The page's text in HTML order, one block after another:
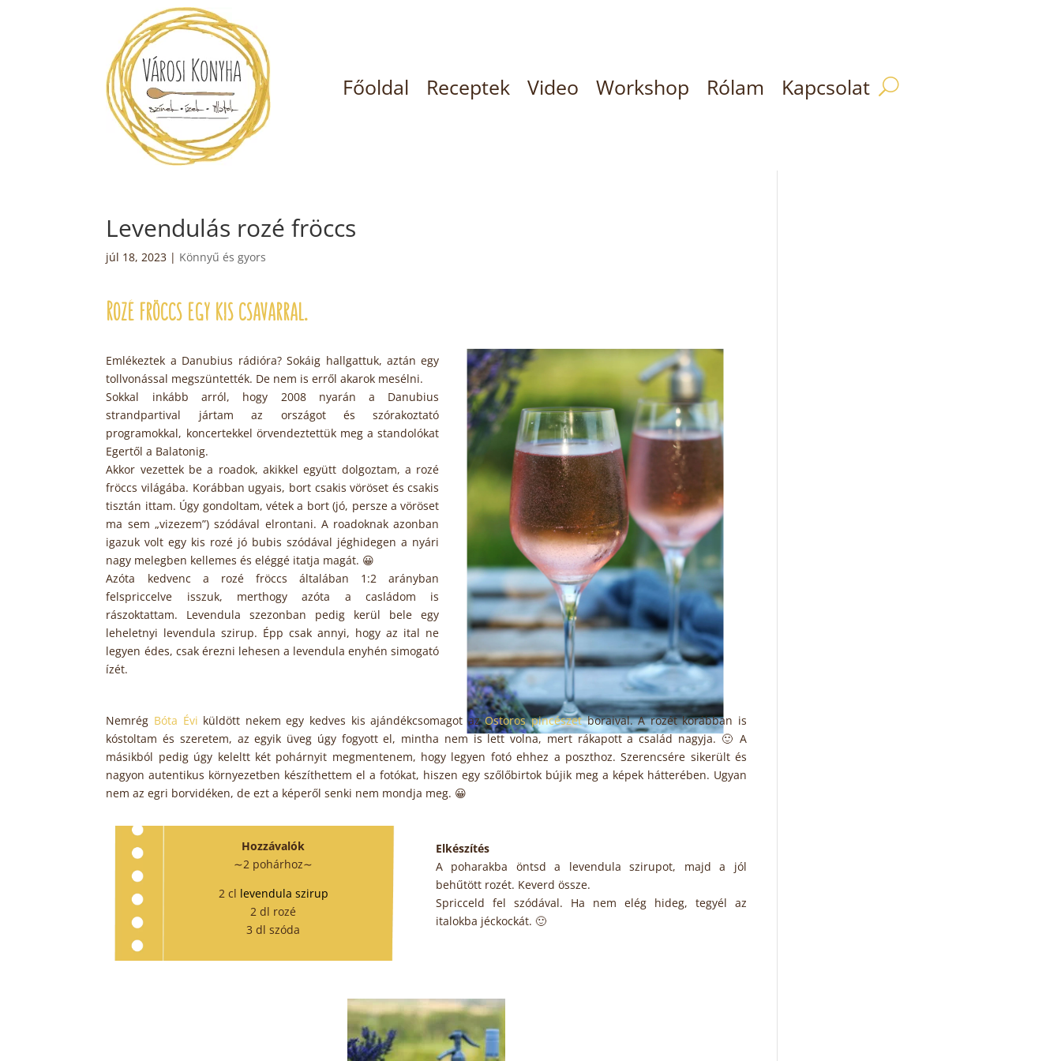
Főoldal Receptek Video Workshop Rólam Kapcsolat
Levendulás rozé fröccs
júl 18, 2023 | Könnyű és gyors
Rozé fröccs egy kis csavarral.
Emlékeztek a Danubius rádióra? Sokáig hallgattuk, aztán egy
tollvonással megszüntették. De nem is erről akarok mesélni.
Sokkal inkább arról, hogy 2008 nyarán a Danubius
strandpartival jártam az országot és szórakoztató
programokkal, koncertekkel örvendeztettük meg a standolókat
Egertől a Balatonig.
Akkor vezettek be a roadok, akikkel együtt dolgoztam, a rozé
fröccs világába. Korábban ugyais, bort csakis vöröset és csakis
tisztán ittam. Úgy gondoltam, vétek a bort (jó, persze a vöröset
ma sem „vizezem”) szódával elrontani. A roadoknak azonban
igazuk volt egy kis rozé jó bubis szódával jéghidegen a nyári
nagy melegben kellemes és eléggé itatja magát. 😀
Azóta kedvenc a rozé fröccs általában 1:2 arányban
felspriccelve isszuk, merthogy azóta a casládom is
rászoktattam. Levendula szezonban pedig kerül bele egy
leheletnyi levendula szirup. Épp csak annyi, hogy az ital ne
legyen édes, csak érezni lehesen a levendula enyhén simogató
ízét.
Nemrég Bóta Évi küldött nekem egy kedves kis ajándékcsomagot azOstoros pincészetboraival. A rozét korábban is
kóstoltam és szeretem, az egyik üveg úgy fogyott el, mintha nem is lett volna, mert rákapott a család nagyja. 🙂 A
másikból pedig úgy keleltt két pohárnyit megmentenem, hogy legyen fotó ehhez a poszthoz. Szerencsére sikerült és
nagyon autentikus környezetben készíthettem el a fotókat, hiszen egy szőlőbirtok bújik meg a képek hátterében. Ugyan
nem az egri borvidéken, de ezt a képeről senki nem mondja meg. 😀
Hozzávalók
∼2 pohárhoz∼
2 cl levendula szirup
2 dl rozé
3 dl szóda
Elkészítés
A poharakba öntsd a levendula szirupot, majd a jól
behűtött rozét. Keverd össze.
Spricceld fel szódával. Ha nem elég hideg, tegyél az
italokba jéckockát. 🙂